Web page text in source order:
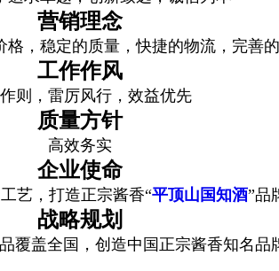
营销理念
格 ，稳定的质量，快捷的物流，完善
工作作风
则，雷厉风行 ，效益优先
质量方针
高效务实
企业使命
艺 ，打造正宗酱香“平顶山国知酒”品
战略规划
覆盖全国 ，创造中国正宗酱香知名品